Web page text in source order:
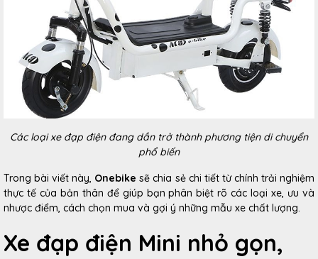
Các loại xe đạp điện đang dần trở thành phương tiện di chuyển
phổ biến
Trong bài viết này, Onebikesẽ chia sẻ chi tiết từ chính trải nghiệm
thực tế của bản thân để giúp bạn phân biệt rõ các loại xe, ưu và
nhược điểm, cách chọn mua và gợi ý những mẫu xe chất lượng.
Xe đạp điện Mini nhỏ gọn,